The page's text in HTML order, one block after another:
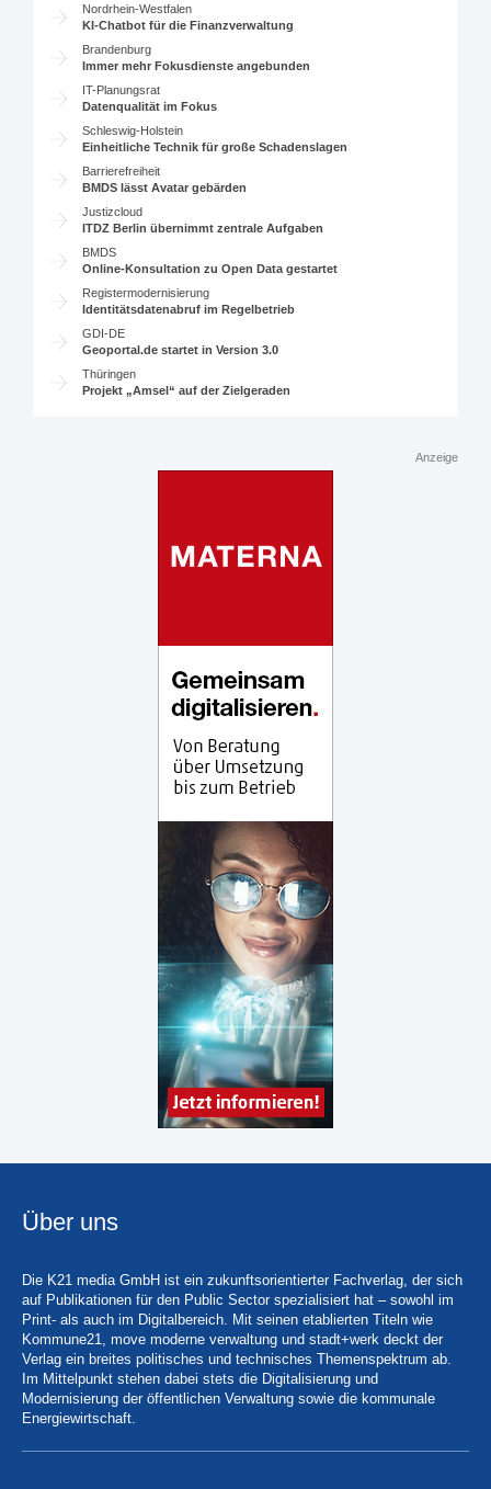
Nordrhein-Westfalen
KI-Chatbot für die Finanzverwaltung
Brandenburg
Immer mehr Fokusdienste angebunden
IT-Planungsrat
Datenqualität im Fokus
Schleswig-Holstein
Einheitliche Technik für große Schadenslagen
Barrierefreiheit
BMDS lässt Avatar gebärden
Justizcloud
ITDZ Berlin übernimmt zentrale Aufgaben
BMDS
Online-Konsultation zu Open Data gestartet
Registermodernisierung
Identitätsdatenabruf im Regelbetrieb
GDI-DE
Geoportal.de startet in Version 3.0
Thüringen
Projekt „Amsel“ auf der Zielgeraden
Anzeige
Über uns
Die K21 media GmbH ist ein zukunftsorientierter Fachverlag, der sich
auf Publikationen für den Public Sector spezialisiert hat – sowohl im
Print- als auch im Digitalbereich. Mit seinen etablierten Titeln wie
Kommune21, move moderne verwaltung und stadt+werk deckt der
Verlag ein breites politisches und technisches Themenspektrum ab.
Im Mittelpunkt stehen dabei stets die Digitalisierung und
Modernisierung der öffentlichen Verwaltung sowie die kommunale
Energiewirtschaft.